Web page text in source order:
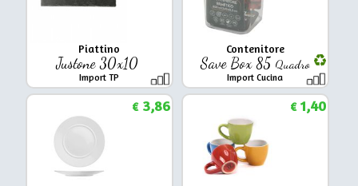
Piattino
Justone 30x10
Import TP
Contenitore
Save Box 85 Quadro
Import Cucina
€3,86 €1,40